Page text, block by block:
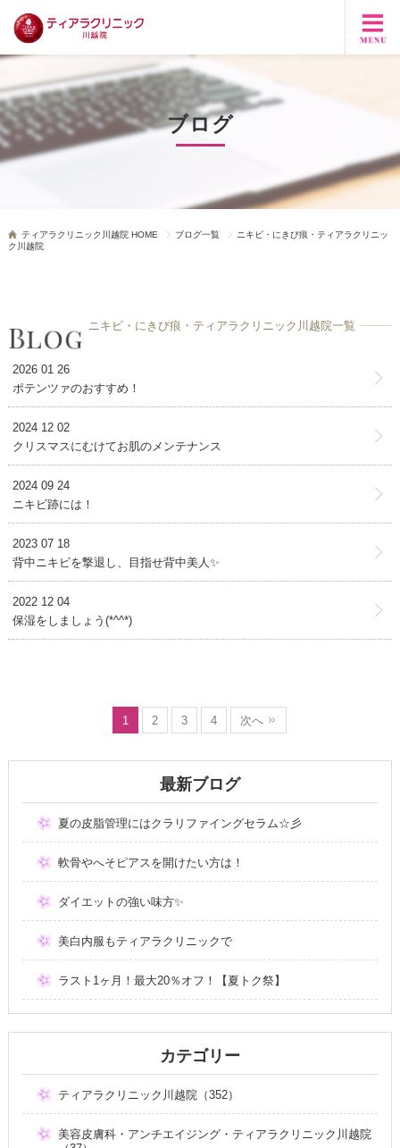
ブログ
ティアラクリニック川越院 HOME ブログ一覧
ニキビ・にきび痕・ティアラクリニッ
ク川越院
ニキビ・にきび痕・ティアラクリニック川越院一覧
2026 01 26
ポテンツァのおすすめ！
2024 12 02
クリスマスにむけてお肌のメンテナンス
2024 09 24
ニキビ跡には！
2023 07 18
背中ニキビを撃退し、目指せ背中美人✨
2022 12 04
保湿をしましょう(*^^*)
1 2 3 4 次へ
最新ブログ
夏の皮脂管理にはクラリファイングセラム☆彡
軟骨やへそピアスを開けたい方は！
ダイエットの強い味方✨
美白内服もティアラクリニックで
ラスト1ヶ月！最大20％オフ！【夏トク祭】
カテゴリー
ティアラクリニック川越院（352）
美容皮膚科・アンチエイジング・ティアラクリニック川越院